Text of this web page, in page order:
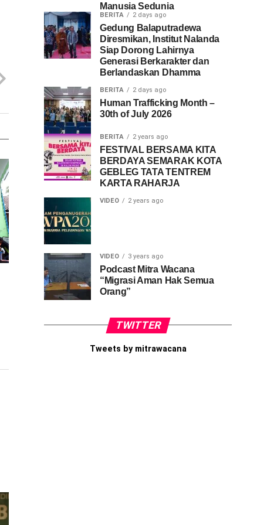
Manusia Sedunia
BERITA 2 days ago
Gedung Balaputradewa
Diresmikan, Institut Nalanda
Siap Dorong Lahirnya
Generasi Berkarakter dan
Berlandaskan Dhamma
BERITA 2 days ago
Human Trafficking Month –
30th of July 2026
BERITA 2 years ago
FESTIVAL BERSAMA KITA
BERDAYA SEMARAK KOTA
GEBLEG TATA TENTREM
KARTA RAHARJA
VIDEO 2 years ago
VIDEO 3 years ago
Podcast Mitra Wacana
“Migrasi Aman Hak Semua
Orang”
TWITTER
Tweets by mitrawacana